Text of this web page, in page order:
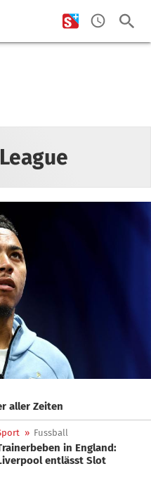
aller Zeiten
» Fussball
in England:
entlässt Slot